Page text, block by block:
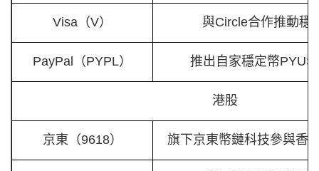
Visa（V） 與Circle合作推動穩
PayPal（PYPL） 推出自家穩定幣
港股
京東（9618） 旗下京東幣鏈科技參與香